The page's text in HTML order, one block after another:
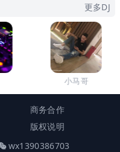
更多DJ
小马哥
商务合作
版权说明
wx1390386703